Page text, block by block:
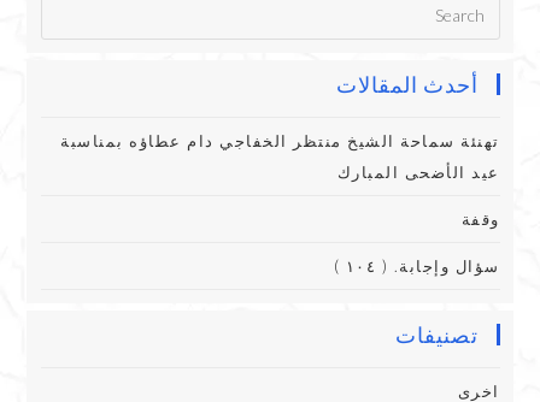
أحدث المقالات
تهنئة سماحة الشيخ منتظر الخفاجي دام عطاؤه بمناسبة
عيد الأضحى المبارك
وقفة
سؤال وإجابة. ( ١٠٤ )
تصنيفات
اخرى